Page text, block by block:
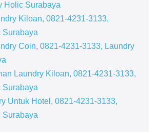
Holic Surabaya
Kiloan, 0821-4231-3133,
Surabaya
Coin, 0821-4231-3133, Laundry
Laundry Kiloan, 0821-4231-3133,
Surabaya
Untuk Hotel, 0821-4231-3133,
Surabaya